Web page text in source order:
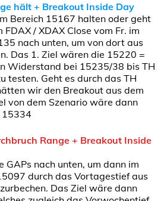
hält + Breakout Inside Day
Bereich 15167 halten oder geht
FDAX / XDAX Close vom Fr. im
nach unten, um von dort aus
Das 1. Ziel wären die 15220 =
Widerstand bei 15235/38 bis TH
testen. Geht es durch das TH
wir den Breakout aus dem
von dem Szenario wäre dann
15334
Range + Breakout Inside
GAPs nach unten, um dann im
durch das Vortagestief aus
Das Ziel wäre dann